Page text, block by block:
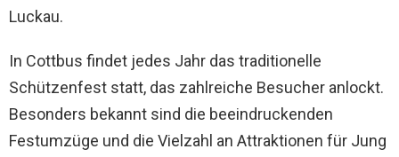
Luckau.
In Cottbus findet jedes Jahr das traditionelle
Schützenfest statt, das zahlreiche Besucher anlockt.
Besonders bekannt sind die beeindruckenden
Festumzüge und die Vielzahl an Attraktionen für Jung